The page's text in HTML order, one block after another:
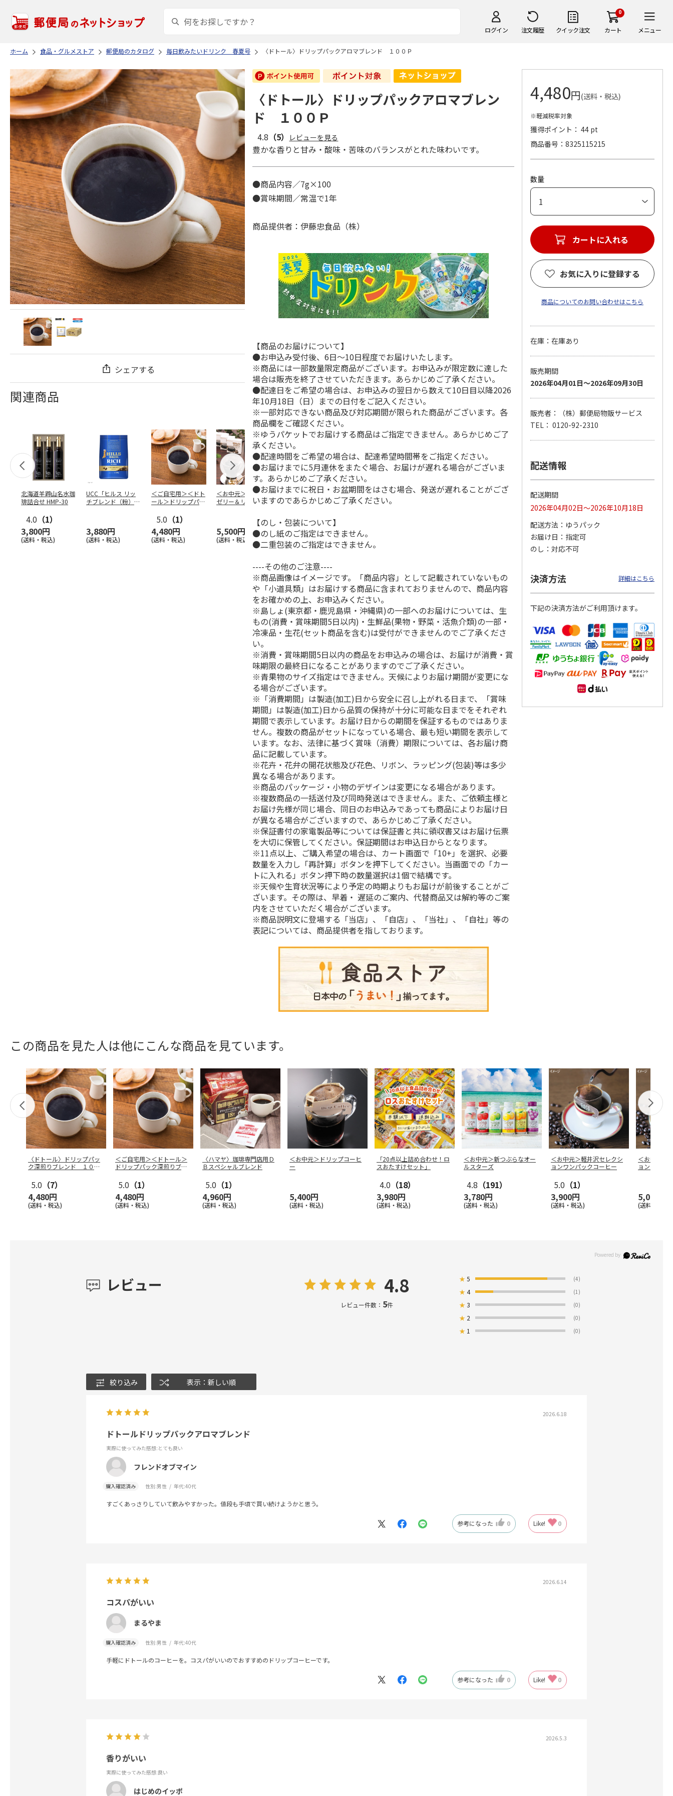
ログイン 注文履歴 クイック注文
0
カート メニュー
ホーム 食品・グルメストア 郵便局のカタログ 毎日飲みたいドリンク 春夏号 〈ドトール〉ドリップパックアロマブレンド １００Ｐ
シェアする
関連商品
北海道羊蹄山名水珈
琲詰合せ HMP-30
4.0 （1）
3,800円
(送料・税込)
UCC「ヒルス リッ
チブレンド（粉）」
3,880円
(送料・税込)
＜ご自宅用＞＜ドト
ール＞ドリップパッ
１０…
5.0 （1）
4,480円
(送料・税込)
＜お中元＞コーヒー
ゼリー＆リキッドコ
5,500円
(送料・税込)
＜お中元＞無糖アイ
スコーヒー４本
3,780円
(送料・税込)
＜お中元＞無糖アイ
スコーヒー１２本
6,980円
(送料・税込)
mikiya coffee
＜お中元＞アイスコ
スターバックス オ
ヒーギフトＡ【弔事
4.0
（1）
1,580円
(送料・税込)
赤…
〈ドトール〉ドリップパックアロマブレン
ド １００Ｐ
4.8 （5） レビューを見る
豊かな香りと甘み・酸味・苦味のバランスがとれた味わいです。
●商品内容／7g×100
●賞味期間／常温で1年
商品提供者：伊藤忠食品（株）
【商品のお届けについて】
●お申込み受付後、6日～10日程度でお届けいたします。
※商品には一部数量限定商品がございます。お申込みが限定数に達した
場合は販売を終了させていただきます。あらかじめご了承ください。
●配達日をご希望の場合は、お申込みの翌日から数えて10日目以降2026
年10月18日（日）までの日付をご記入ください。
※一部対応できない商品及び対応期間が限られた商品がございます。各
商品欄をご確認ください。
※ゆうパケットでお届けする商品はご指定できません。あらかじめご了
承ください。
●配達時間をご希望の場合は、配達希望時間帯をご指定ください。
●お届けまでに5月連休をまたぐ場合、お届けが遅れる場合がございま
す。あらかじめご了承ください。
●お届けまでに祝日・お盆期間をはさむ場合、発送が遅れることがござ
いますのであらかじめご了承ください。
【のし・包装について】
●のし紙のご指定はできません。
●二重包装のご指定はできません。
----その他のご注意----
※商品画像はイメージです。「商品内容」として記載されていないもの
や「小道具類」はお届けする商品に含まれておりませんので、商品内容
をお確かめの上、お申込みください。
※島しょ(東京都・鹿児島県・沖縄県)の一部へのお届けについては、生
もの(消費・賞味期間5日以内)・生鮮品(果物・野菜・活魚介類)の一部・
冷凍品・生花(セット商品を含む)は受付ができませんのでご了承くださ
い。
※消費・賞味期間5日以内の商品をお申込みの場合は、お届けが消費・賞
味期限の最終日になることがありますのでご了承ください。
※青果物のサイズ指定はできません。天候によりお届け期間が変更にな
る場合がございます。
※「消費期間」は製造(加工)日から安全に召し上がれる日まで、「賞味
期間」は製造(加工)日から品質の保持が十分に可能な日までをそれぞれ
期間で表示しています。お届け日からの期間を保証するものではありま
せん。複数の商品がセットになっている場合、最も短い期間を表示して
います。なお、法律に基づく賞味（消費）期限については、各お届け商
品に記載しています。
※花卉・花弁の開花状態及び花色、リボン、ラッピング(包装)等は多少
異なる場合があります。
※商品のパッケージ・小物のデザインは変更になる場合があります。
※複数商品の一括送付及び同時発送はできません。また、ご依頼主様と
お届け先様が同じ場合、同日のお申込みであっても商品によりお届け日
が異なる場合がございますので、あらかじめご了承ください。
※保証書付の家電製品等については保証書と共に領収書又はお届け伝票
を大切に保管してください。保証期間はお申込日からとなります。
※11点以上、ご購入希望の場合は、カート画面で「10+」を選択、必要
数量を入力し「再計算」ボタンを押下してください。当画面での「カー
トに入れる」ボタン押下時の数量選択は1個で結構です。
※天候や生育状況等により予定の時期よりもお届けが前後することがご
ざいます。その際は、早着・ 遅延のご案内、代替商品又は解約等のご案
内をさせていただく場合がございます。
※商品説明文に登場する「当店」、「自店」、「当社」、「自社」等の
表記については、商品提供者を指しております。
4,480円(送料・税込)
※軽減税率対象
獲得ポイント： 44 pt
商品番号
8325115215
数量
カートに入れる
お気に入りに登録する
商品についてのお問い合わせはこちら
在庫：在庫あり
販売期間
2026年04月01日～2026年09月30日
販売者：（株）郵便局物販サービス
TEL： 0120-92-2310
配送情報
配送期間
2026年04月02日～2026年10月18日
配送方法
ゆうパック
お届け日
指定可
のし
対応不可
決済方法 詳細はこちら
下記の決済方法がご利用頂けます。
この商品を見た人は他にこんな商品を見ています。
〈ドトール〉ドリップパッ
ク深煎りブレンド １００
5.0 （7）
4,480円
(送料・税込)
＜ご自宅用＞＜ドトール＞
ドリップパック深煎りブレ
5.0 （1）
4,480円
(送料・税込)
〈ハマヤ〉珈琲専門店用Ｄ
Ｂスペシャルブレンド
5.0 （1）
4,960円
(送料・税込)
＜お中元＞ドリップコーヒ
ー
5,400円
(送料・税込)
「20点以上詰め合わせ！ロ
スおたすけセット」
4.0 （18）
3,980円
(送料・税込)
＜お中元＞新つぶらなオー
ルスターズ
4.8 （191）
3,780円
(送料・税込)
＜お中元＞軽井沢セレクシ
ョンワンパックコーヒー
5.0 （1）
3,900円
(送料・税込)
＜お中元＞
ョンワンパ
5,000円
(送料・税込)
レビュー 4.8
レビュー件数： 5件
★5 (4)
★4 (1)
★3 (0)
★ 2 (0)
★ 1 (0)
絞り込み 表示：新しい順
2026.6.18
ドトールドリップパックアロマブレンド
実際に使ってみた感想:とても良い
フレンドオブマイン
購入確認済み 性別:男性 年代:40代
すごくあっさりしていて飲みやすかった。値段も手頃で買い続けようかと思う。
参考になった 0 Like! 0
2026.6.14
コスパがいい
まるやま
購入確認済み 性別:男性 年代:40代
手軽にドトールのコーヒーを。コスパがいいのでおすすめのドリップコーヒーです。
参考になった 0 Like! 0
2026.5.3
香りがいい
実際に使ってみた感想:良い
はじめのイッポ